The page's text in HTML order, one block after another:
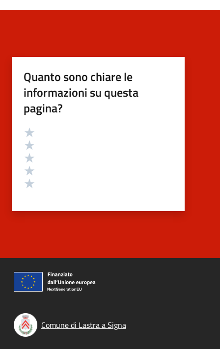
Quanto sono chiare le
informazioni su questa
pagina?
Valutazione
Comune di Lastra a Signa